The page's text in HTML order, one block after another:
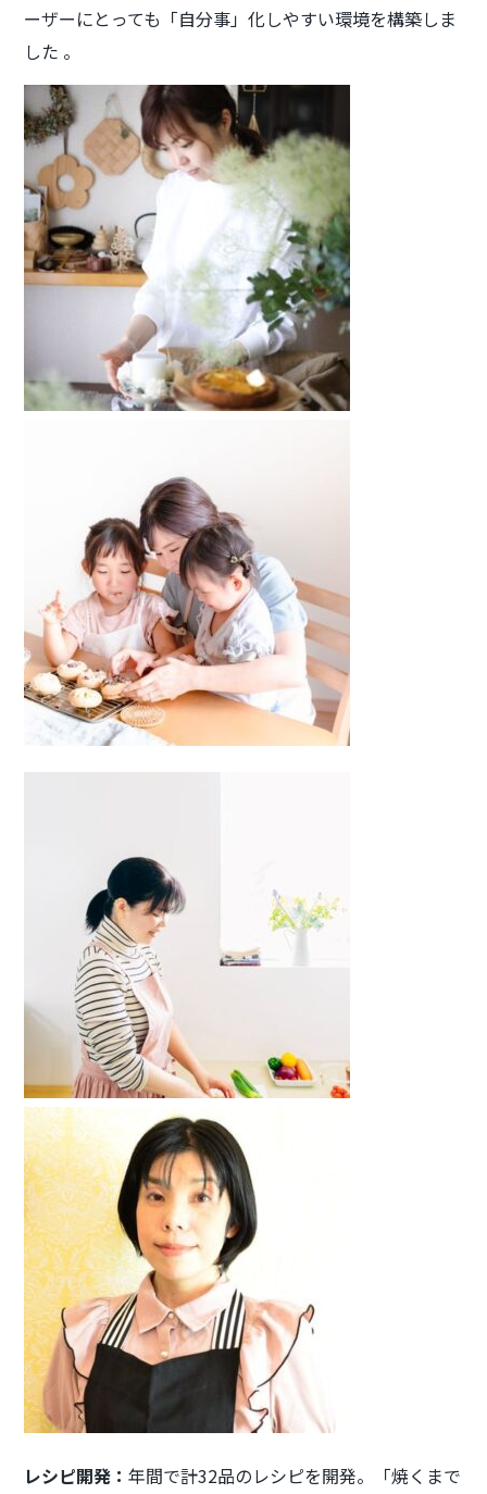
ーザーにとっても「自分事」化しやすい環境を構築しま
した 。
レシピ開発：年間で計32品のレシピを開発。「焼くまで